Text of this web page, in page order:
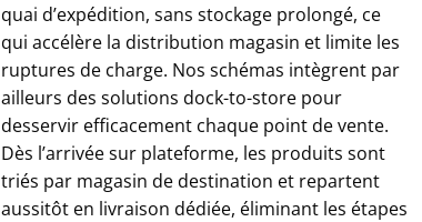
quai d’expédition, sans stockage prolongé, ce
qui accélère la distribution magasin et limite les
ruptures de charge. Nos schémas intègrent par
ailleurs des solutions dock-to-store pour
desservir efficacement chaque point de vente.
Dès l’arrivée sur plateforme, les produits sont
triés par magasin de destination et repartent
aussitôt en livraison dédiée, éliminant les étapes